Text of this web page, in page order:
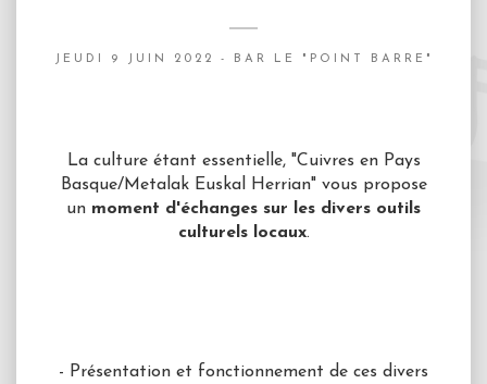
JEUDI 9 JUIN 2022 - BAR LE "POINT BARRE"
La culture étant essentielle, "Cuivres en Pays
Basque/Metalak Euskal Herrian" vous propose
un moment d'échanges sur les divers outils
culturels locaux.
- Présentation et fonctionnement de ces divers